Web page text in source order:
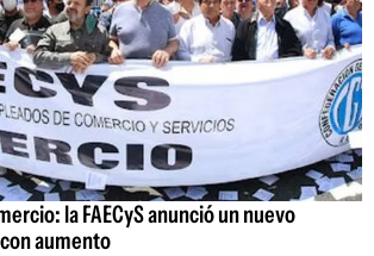
la FAECyS anunció un nuevo
aumento